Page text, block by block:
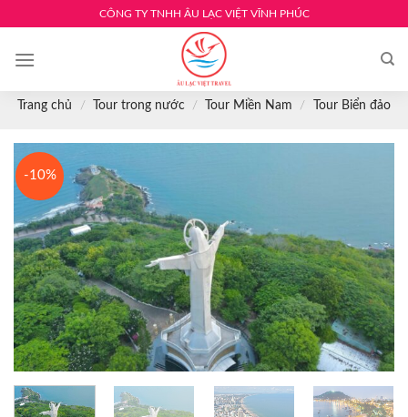
content
CÔNG TY TNHH ÂU LẠC VIỆT VĨNH PHÚC
Trang chủ / Tour trong nước / Tour Miền Nam / Tour Biển đảo
-10%